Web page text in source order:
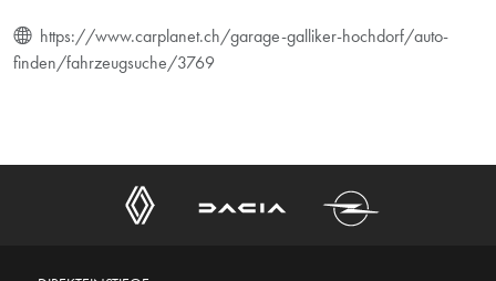
https://www.carplanet.ch/garage-galliker-hochdorf/auto-
finden/fahrzeugsuche/3769